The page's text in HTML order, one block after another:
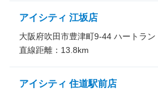
アイシティ 江坂店
大阪府吹田市豊津町9-44 ハートラン
直線距離： 13.8km
アイシティ 住道駅前店